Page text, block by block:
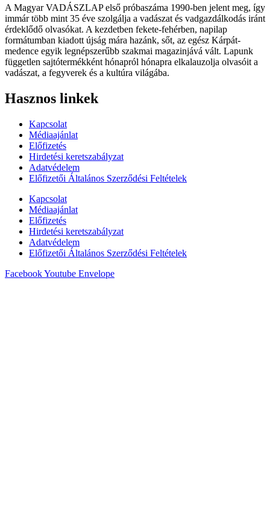
A Magyar VADÁSZLAP első próbaszáma 1990-ben jelent meg, így
immár több mint 35 éve szolgálja a vadászat és vadgazdálkodás iránt
érdeklődő olvasókat. A kezdetben fekete-fehérben, napilap
formátumban kiadott újság mára hazánk, sőt, az egész Kárpát-
medence egyik legnépszerűbb szakmai magazinjává vált. Lapunk
független sajtótermékként hónapról hónapra elkalauzolja olvasóit a
vadászat, a fegyverek és a kultúra világába.
Hasznos linkek
Kapcsolat
Médiaajánlat
Előfizetés
Hirdetési keretszabályzat
Adatvédelem
Előfizetői Általános Szerződési Feltételek
Kapcsolat
Médiaajánlat
Előfizetés
Hirdetési keretszabályzat
Adatvédelem
Előfizetői Általános Szerződési Feltételek
FacebookYoutube Envelope